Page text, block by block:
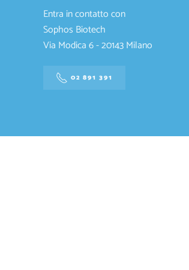
Entra in contatto con
Sophos Biotech
Via Modica 6 - 20143 Milano
02 891 391